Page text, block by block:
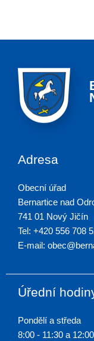
Adresa
Obecní úřad
Bernartice nad
741 01 Nový Jičín
Tel: +420 556 708
E-mail:
Úřední
Pondělí a středa
8:00 - 11:30 a